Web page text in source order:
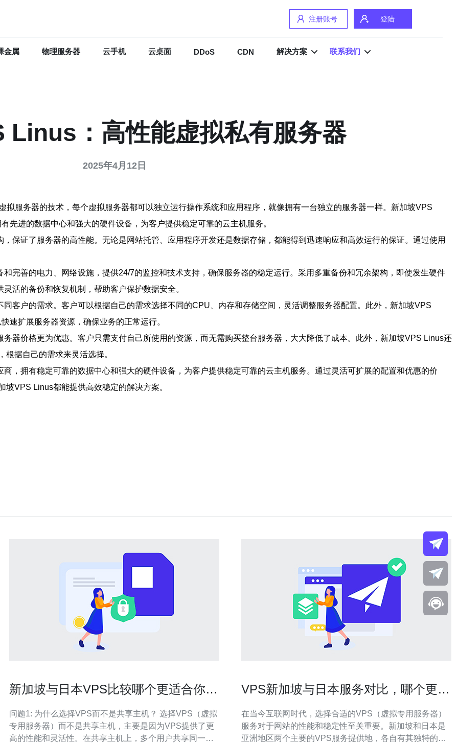
注册账号 登陆
金属 物理服务器 云手机 云桌面 DDoS CDN 解决方案 联系我们
Linus：高性能虚拟私有服务器
2025年4月12日
服务器的技术，每个虚拟服务器都可以独立运行操作系统和应用程序，就像拥有一台独立的服务器一样。新加坡VPS
先进的数据中心和强大的硬件设备，为客户提供稳定可靠的云主机服务。
保证了服务器的高性能。无论是网站托管、应用程序开发还是数据存储，都能得到迅速响应和高效运行的保证。通过使用
完善的电力、网络设施，提供24/7的监控和技术支持，确保服务器的稳定运行。采用多重备份和冗余架构，即使发生硬件
活的备份和恢复机制，帮助客户保护数据安全。
客户的需求。客户可以根据自己的需求选择不同的CPU、内存和存储空间，灵活调整服务器配置。此外，新加坡VPS
速扩展服务器资源，确保业务的正常运行。
器价格更为优惠。客户只需支付自己所使用的资源，而无需购买整台服务器，大大降低了成本。此外，新加坡VPS Linus还
据自己的需求来灵活选择。
，拥有稳定可靠的数据中心和强大的硬件设备，为客户提供稳定可靠的云主机服务。通过灵活可扩展的配置和优惠的价
VPS Linus都能提供高效稳定的解决方案。
新加坡与日本VPS比较哪个更适合你的
问题1: 为什么选择VPS而不是共享主机？ 选择VPS（虚拟
专用服务器）而不是共享主机，主要是因为VPS提供了更
高的性能和灵活性。在共享主机上，多个用户共享同一台
VPS新加坡与日本服务对比，哪个更适
在当今互联网时代，选择合适的VPS（虚拟专用服务器）
服务对于网站的性能和稳定性至关重要。新加坡和日本是
亚洲地区两个主要的VPS服务提供地，各自有其独特的优